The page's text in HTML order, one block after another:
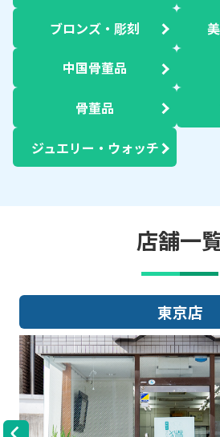
ブロンズ・彫刻
中国骨董品
骨董品
ジュエリー・ウォッチ
店舗一
東京店